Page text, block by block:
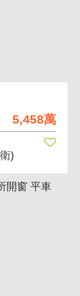
5,458萬
)